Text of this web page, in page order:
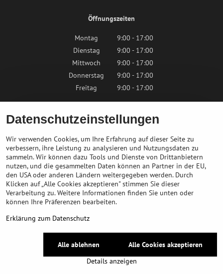
Öffnungszeiten
Montag
9:00 - 17:00
Dienstag
9:00 - 17:00
Mittwoch
9:00 - 17:00
Donnerstag
9:00 - 17:00
Freitag
9:00 - 17:00
Samstag
9:00 - 12:00
Sonntag
Geschlossen
Kontaktieren Sie uns
info@bikepeak.at
+436764858804
©
Urheberrecht
Erklärung zum Datenschutz
Website erstellt mit:BiznisWeb.sk
Datenschutzeinstellungen
Wir verwenden Cookies, um Ihre Erfahrung auf dieser Seite zu
verbessern, ihre Leistung zu analysieren und Nutzungsdaten zu
sammeln. Wir können dazu Tools und Dienste von Drittanbietern
nutzen, und die gesammelten Daten können an Partner in der EU,
den USA oder anderen Ländern weitergegeben werden. Durch
Klicken auf „Alle Cookies akzeptieren" stimmen Sie dieser
Verarbeitung zu. Weitere Informationen finden Sie unten oder
können Ihre Präferenzen bearbeiten.
Erklärung zum Datenschutz
Details anzeigen
Alle Cookies akzeptieren
Alle ablehnen